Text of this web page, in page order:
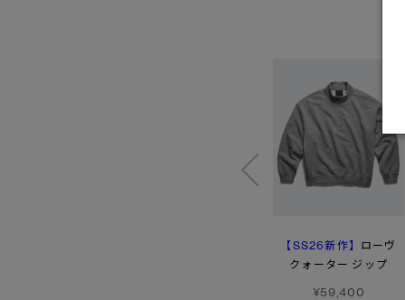
【SS26新作】
ローヴ
クォーター ジップ
¥59,400